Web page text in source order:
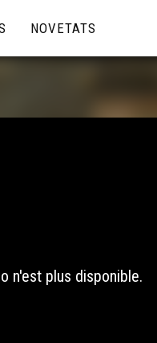
NOVETATS
n'est plus disponible.